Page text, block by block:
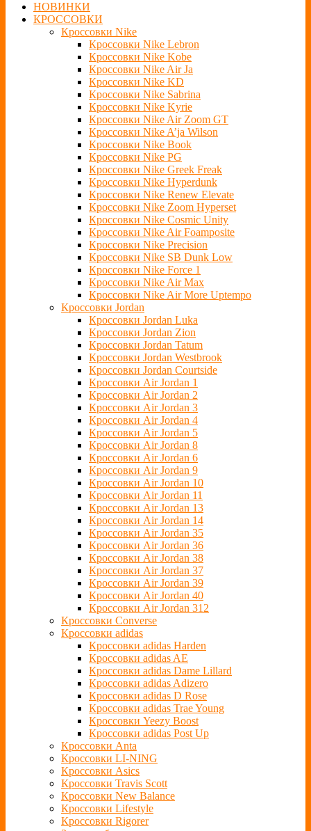
НОВИНКИ
КРОССОВКИ
Кроссовки Nike
Кроссовки Nike Lebron
Кроссовки Nike Kobe
Кроссовки Nike Air Ja
Кроссовки Nike KD
Кроссовки Nike Sabrina
Кроссовки Nike Kyrie
Кроссовки Nike Air Zoom GT
Кроссовки Nike A’ja Wilson
Кроссовки Nike Book
Кроссовки Nike PG
Кроссовки Nike Greek Freak
Кроссовки Nike Hyperdunk
Кроссовки Nike Renew Elevate
Кроссовки Nike Zoom Hyperset
Кроссовки Nike Cosmic Unity
Кроссовки Nike Air Foamposite
Кроссовки Nike Precision
Кроссовки Nike SB Dunk Low
Кроссовки Nike Force 1
Кроссовки Nike Air Max
Кроссовки Nike Air More Uptempo
Кроссовки Jordan
Кроссовки Jordan Luka
Кроссовки Jordan Zion
Кроссовки Jordan Tatum
Кроссовки Jordan Westbrook
Кроссовки Jordan Courtside
Кроссовки Air Jordan 1
Кроссовки Air Jordan 2
Кроссовки Air Jordan 3
Кроссовки Air Jordan 4
Кроссовки Air Jordan 5
Кроссовки Air Jordan 8
Кроссовки Air Jordan 6
Кроссовки Air Jordan 9
Кроссовки Air Jordan 10
Кроссовки Air Jordan 11
Кроссовки Air Jordan 13
Кроссовки Air Jordan 14
Кроссовки Air Jordan 35
Кроссовки Air Jordan 36
Кроссовки Air Jordan 38
Кроссовки Air Jordan 37
Кроссовки Air Jordan 39
Кроссовки Air Jordan 40
Кроссовки Air Jordan 312
Кроссовки Converse
Кроссовки adidas
Кроссовки adidas Harden
Кроссовки adidas AE
Кроссовки adidas Dame Lillard
Кроссовки adidas Adizero
Кроссовки adidas D Rose
Кроссовки adidas Trae Young
Кроссовки Yeezy Boost
Кроссовки adidas Post Up
Кроссовки Anta
Кроссовки LI-NING
Кроссовки Asics
Кроссовки Travis Scott
Кроссовки New Balance
Кроссовки Lifestyle
Кроссовки Rigorer